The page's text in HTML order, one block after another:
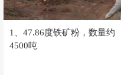
1、47.86度铁矿粉，数量约
4500吨